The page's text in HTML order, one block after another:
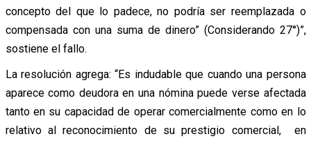
concepto del que lo padece, no podría ser reemplazada o
compensada con una suma de dinero” (Considerando 27°)”,
sostiene el fallo.
La resolución agrega: “Es indudable que cuando una persona
aparece como deudora en una nómina puede verse afectada
tanto en su capacidad de operar comercialmente como en lo
relativo al reconocimiento de su prestigio comercial, en